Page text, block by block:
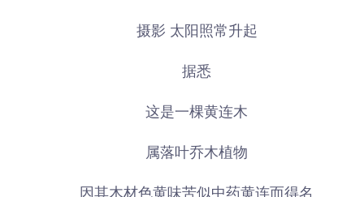
摄影 太阳照常升起
据悉
这是一棵黄连木
属落叶乔木植物
因其木材色黄味苦似中药黄连而得名